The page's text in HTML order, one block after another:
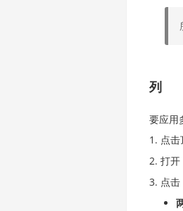
列
要应用
点
打开
点击